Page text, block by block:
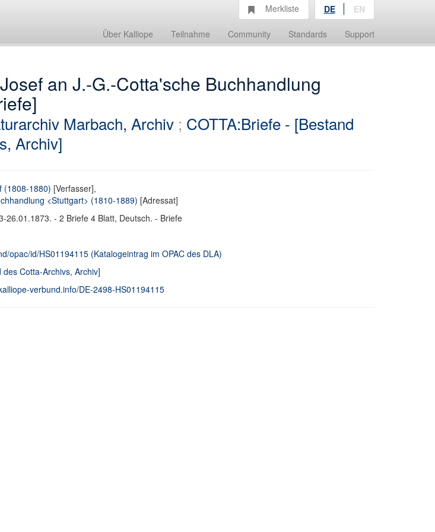
Über Kalliope Teilnahme Community Standards Support
Merkliste DE EN
an J.-G.-Cotta'sche Buchhandlung
Marbach, Archiv; COTTA:Briefe - [Bestand
Archiv]
(1808-1880) [Verfasser],
<Stuttgart> (1810-1889) [Adressat]
26.01.1873. - 2 Briefe 4 Blatt, Deutsch. - Briefe
opac/id/HS01194115 (Katalogeintrag im OPAC des DLA)
Cotta-Archivs, Archiv]
verbund.info/DE-2498-HS01194115